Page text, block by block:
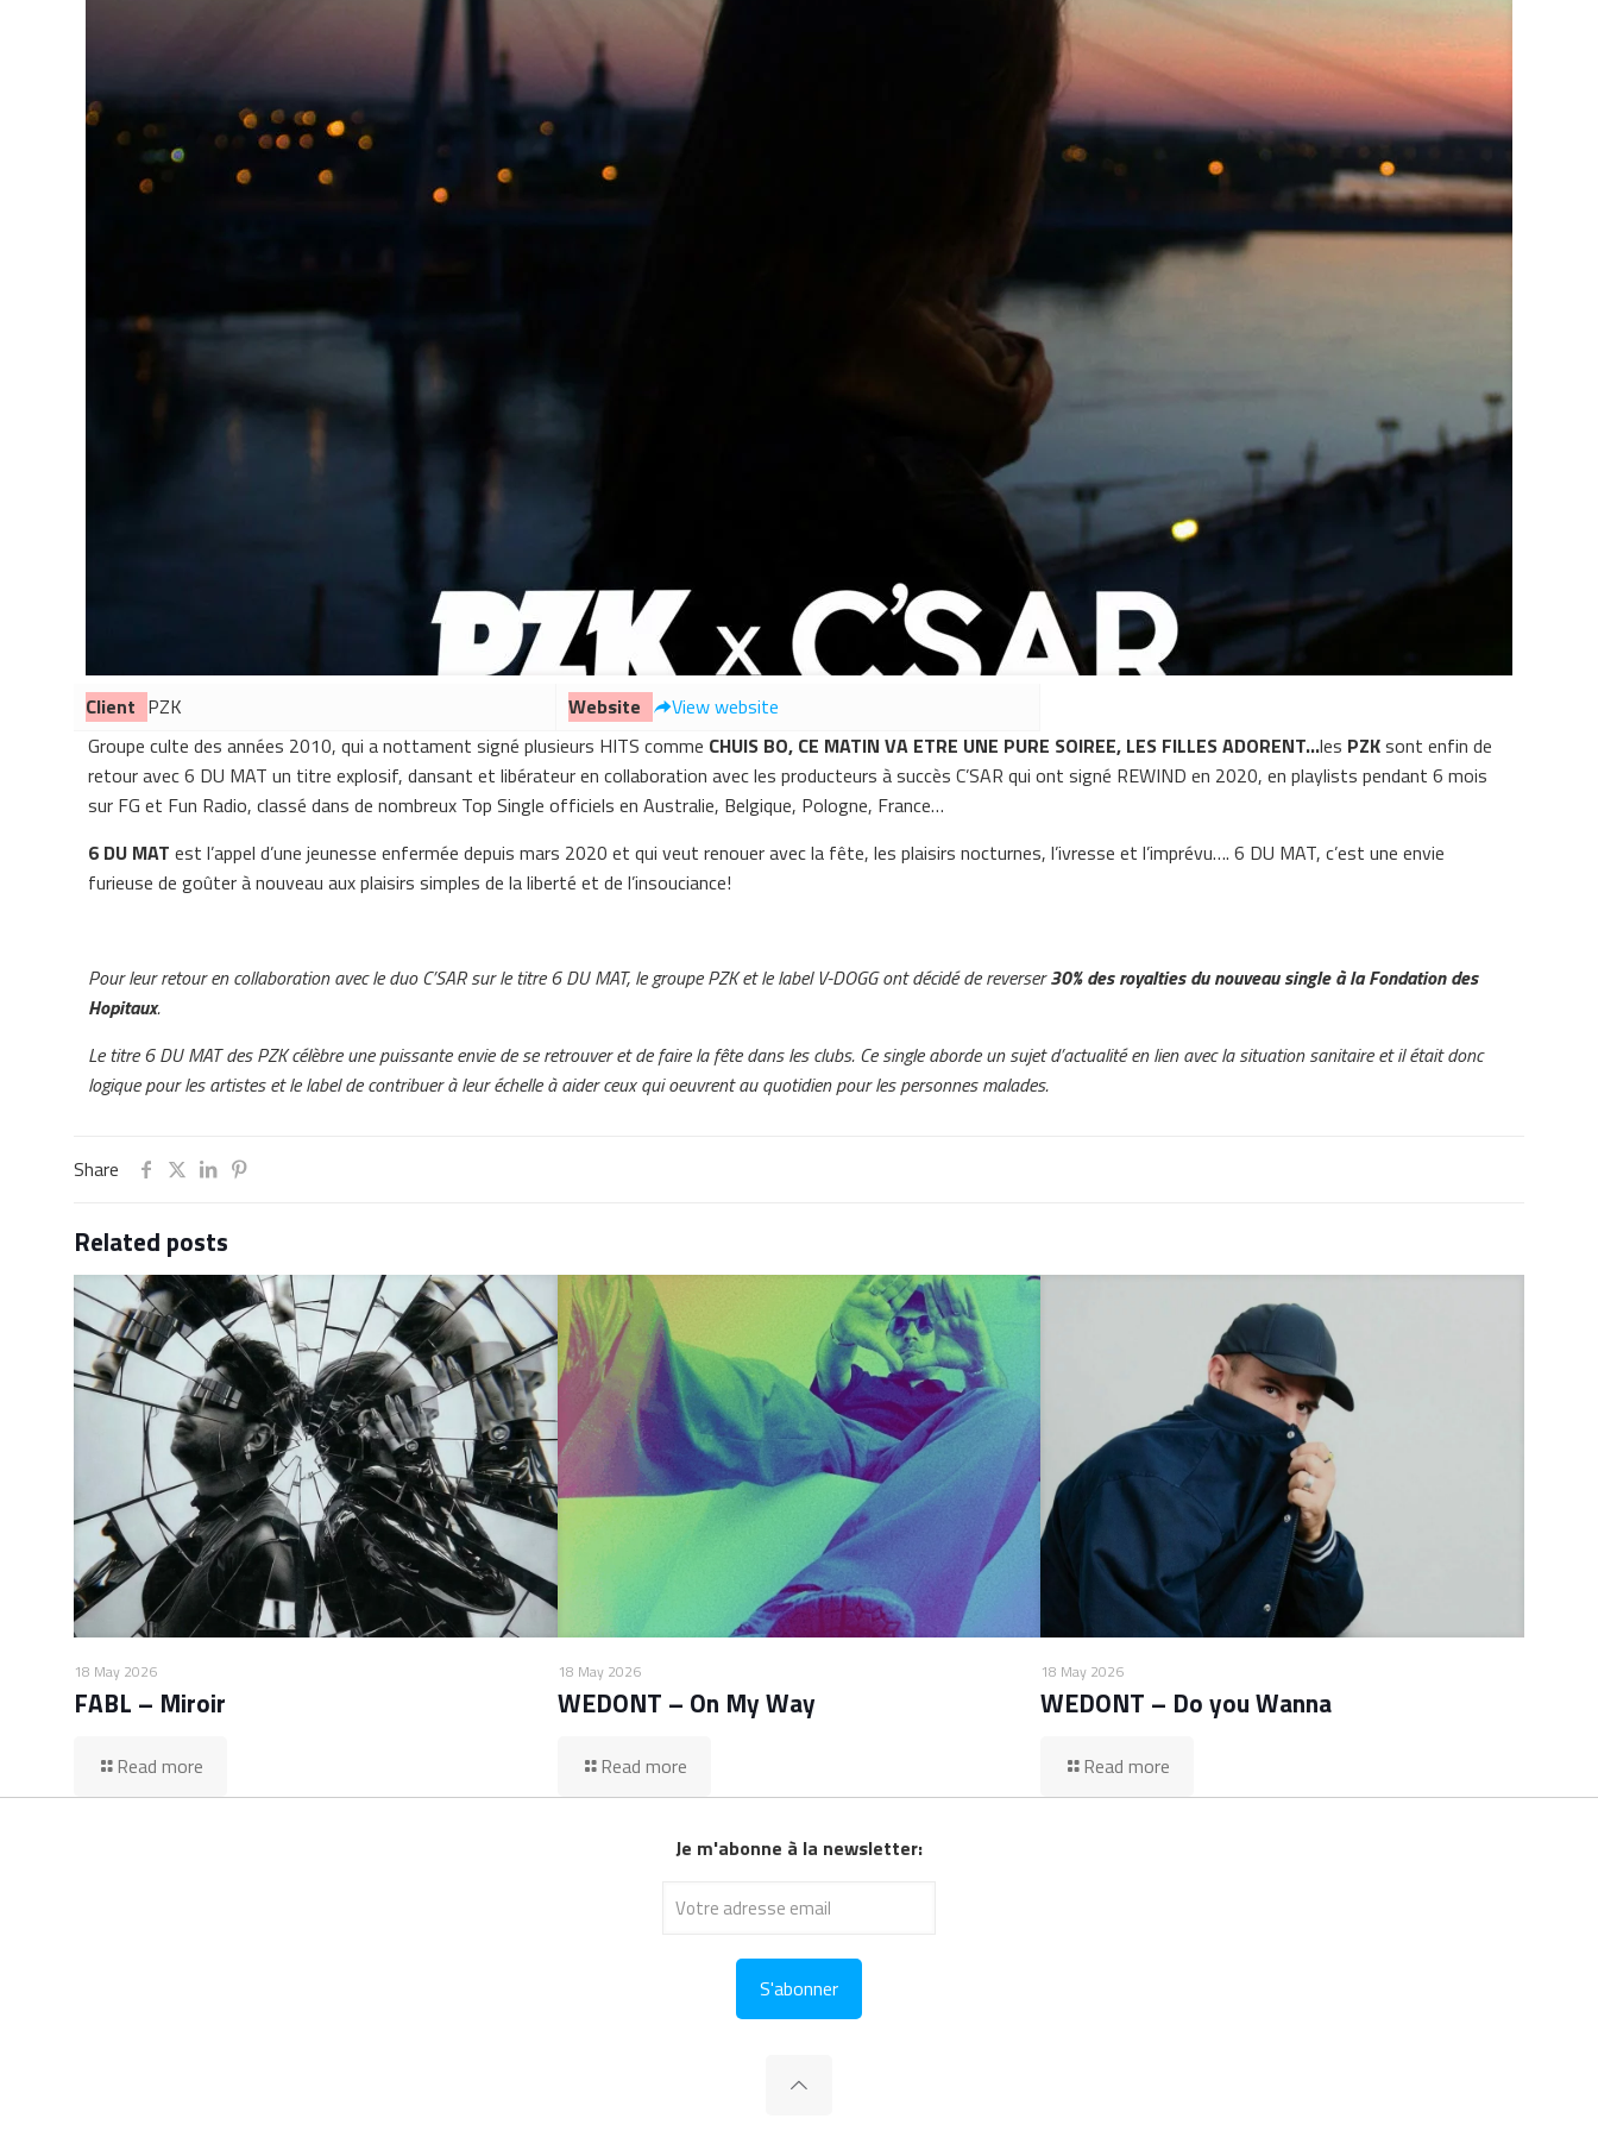
Client PZK Website
View website
Groupe culte des années 2010, qui a nottament signé plusieurs HITS comme CHUIS BO, CE MATIN VA ETRE UNE PURE SOIREE, LES FILLES ADORENT…les PZKsont enfin de
retour avec 6 DU MAT un titre explosif, dansant et libérateur en collaboration avec les producteurs à succès C’SAR qui ont signé REWIND en 2020, en playlists pendant 6 mois
sur FG et Fun Radio, classé dans de nombreux Top Single officiels en Australie, Belgique, Pologne, France…
6 DU MAT est l’appel d’une jeunesse enfermée depuis mars 2020 et qui veut renouer avec la fête, les plaisirs nocturnes, l’ivresse et l’imprévu…. 6 DU MAT, c’est une envie
furieuse de goûter à nouveau aux plaisirs simples de la liberté et de l’insouciance!
Pour leur retour en collaboration avec le duo C’SAR sur le titre 6 DU MAT, le groupe PZK et le label V-DOGG ont décidé de reverser30% des royalties du nouveau single à la Fondation des
Hopitaux.
Le titre 6 DU MAT des PZK célèbre une puissante envie de se retrouver et de faire la fête dans les clubs. Ce single aborde un sujet d’actualité en lien avec la situation sanitaire et il était donc
logique pour les artistes et le label de contribuer à leur échelle à aider ceux qui oeuvrent au quotidien pour les personnes malades.
Share
Related posts
18 May 2026
FABL – Miroir
Read more
18 May 2026
WEDONT – On My Way
Read more
18 May 2026
WEDONT – Do you Wanna
Read more
Je m'abonne à la newsletter: